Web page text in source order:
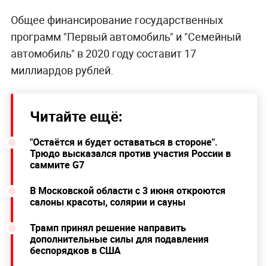
Общее финансирование государственных
программ "Первый автомобиль" и "Семейный
автомобиль" в 2020 году составит 17
миллиардов рублей.
Читайте ещё:
"Остаётся и будет оставаться в стороне".
Трюдо высказался против участия России в
саммите G7
В Московской области с 3 июня откроются
салоны красоты, солярии и сауны
Трамп принял решение направить
дополнительные силы для подавления
беспорядков в США